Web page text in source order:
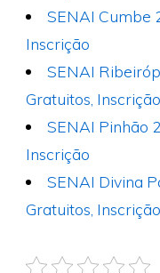
SENAI Cumbe
Inscrição
SENAI
Gratuitos, Inscrição
SENAI Pinhão
Inscrição
SENAI Divina
Gratuitos, Inscrição